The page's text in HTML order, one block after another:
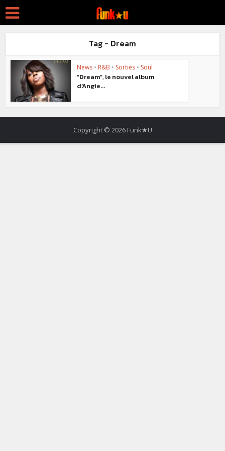
Tag - Dream
News • R&B • Sorties • Soul
“Dream”, le nouvel album
d’Angie...
Copyright © 2026 Funk★U